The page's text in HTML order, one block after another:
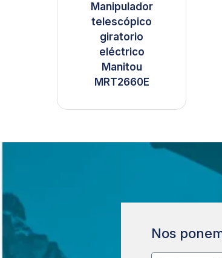
Manipulador
telescópico
giratorio
eléctrico
Manitou
MRT2660E
Nos